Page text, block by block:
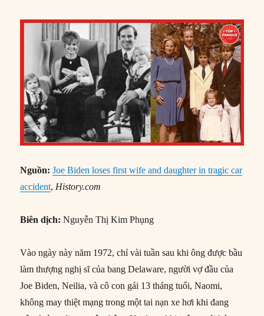
Nguồn:Joe Biden loses first wife and daughter in tragic car
accident, History.com
Biên dịch: Nguyễn Thị Kim Phụng
Vào ngày này năm 1972, chỉ vài tuần sau khi ông được bầu
làm thượng nghị sĩ của bang Delaware, người vợ đầu của
Joe Biden, Neilia, và cô con gái 13 tháng tuổi, Naomi,
không may thiệt mạng trong một tai nạn xe hơi khi đang